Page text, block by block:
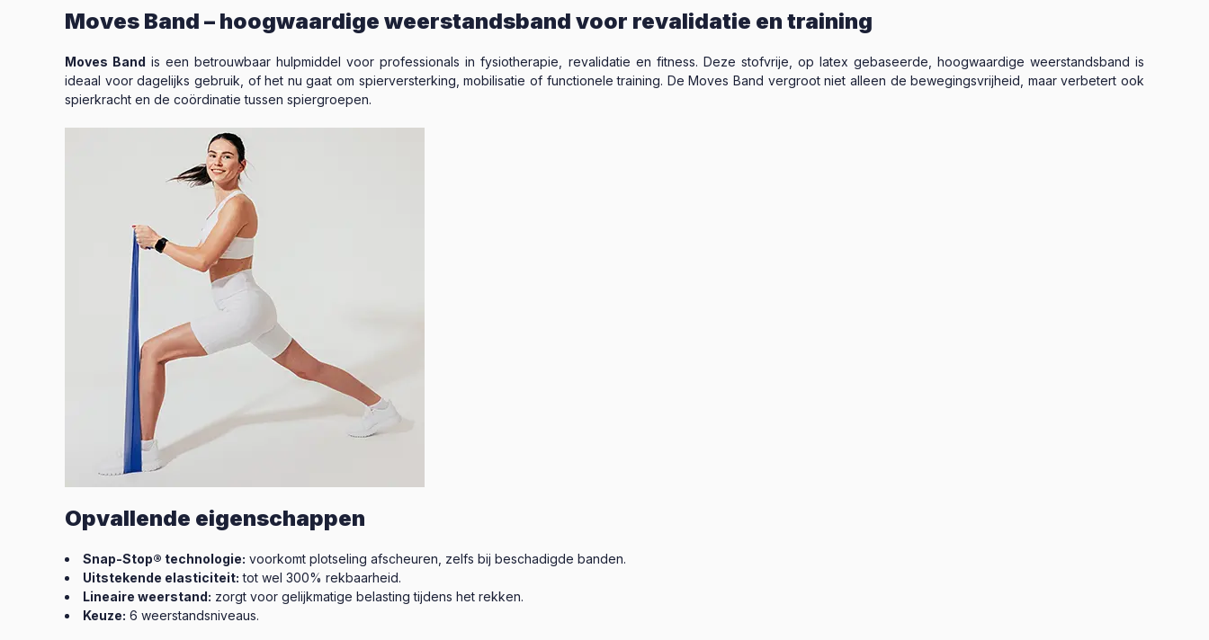
Moves Band – hoogwaardige weerstandsband voor revalidatie en training
Moves Band is een betrouwbaar hulpmiddel voor professionals in fysiotherapie, revalidatie en fitness. Deze stofvrije, op latex gebaseerde, hoogwaardige weerstandsband is
ideaal voor dagelijks gebruik, of het nu gaat om spierversterking, mobilisatie of functionele training. De Moves Band vergroot niet alleen de bewegingsvrijheid, maar verbetert ook
spierkracht en de coördinatie tussen spiergroepen.
Opvallende eigenschappen
Snap-Stop® technologie: voorkomt plotseling afscheuren, zelfs bij beschadigde banden.
Uitstekende elasticiteit: tot wel 300% rekbaarheid.
Lineaire weerstand: zorgt voor gelijkmatige belasting tijdens het rekken.
Keuze: 6 weerstandsniveaus.